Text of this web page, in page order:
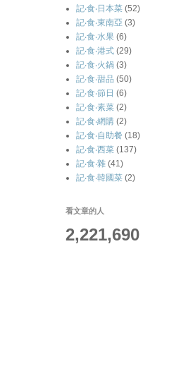
記‧食‧日本菜 (52)
記‧食‧東南亞 (3)
記‧食‧水果 (6)
記‧食‧港式 (29)
記‧食‧火鍋 (3)
記‧食‧甜品 (50)
記‧食‧節日 (6)
記‧食‧素菜 (2)
記‧食‧網購 (2)
記‧食‧自助餐 (18)
記‧食‧西菜 (137)
記‧食‧雜 (41)
記‧食‧韓國菜 (2)
看文章的人
2,221,690